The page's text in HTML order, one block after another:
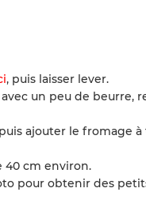
, puis laisser lever.
un peu de beurre,
ajouter le fromage
40 cm environ.
pour obtenir des